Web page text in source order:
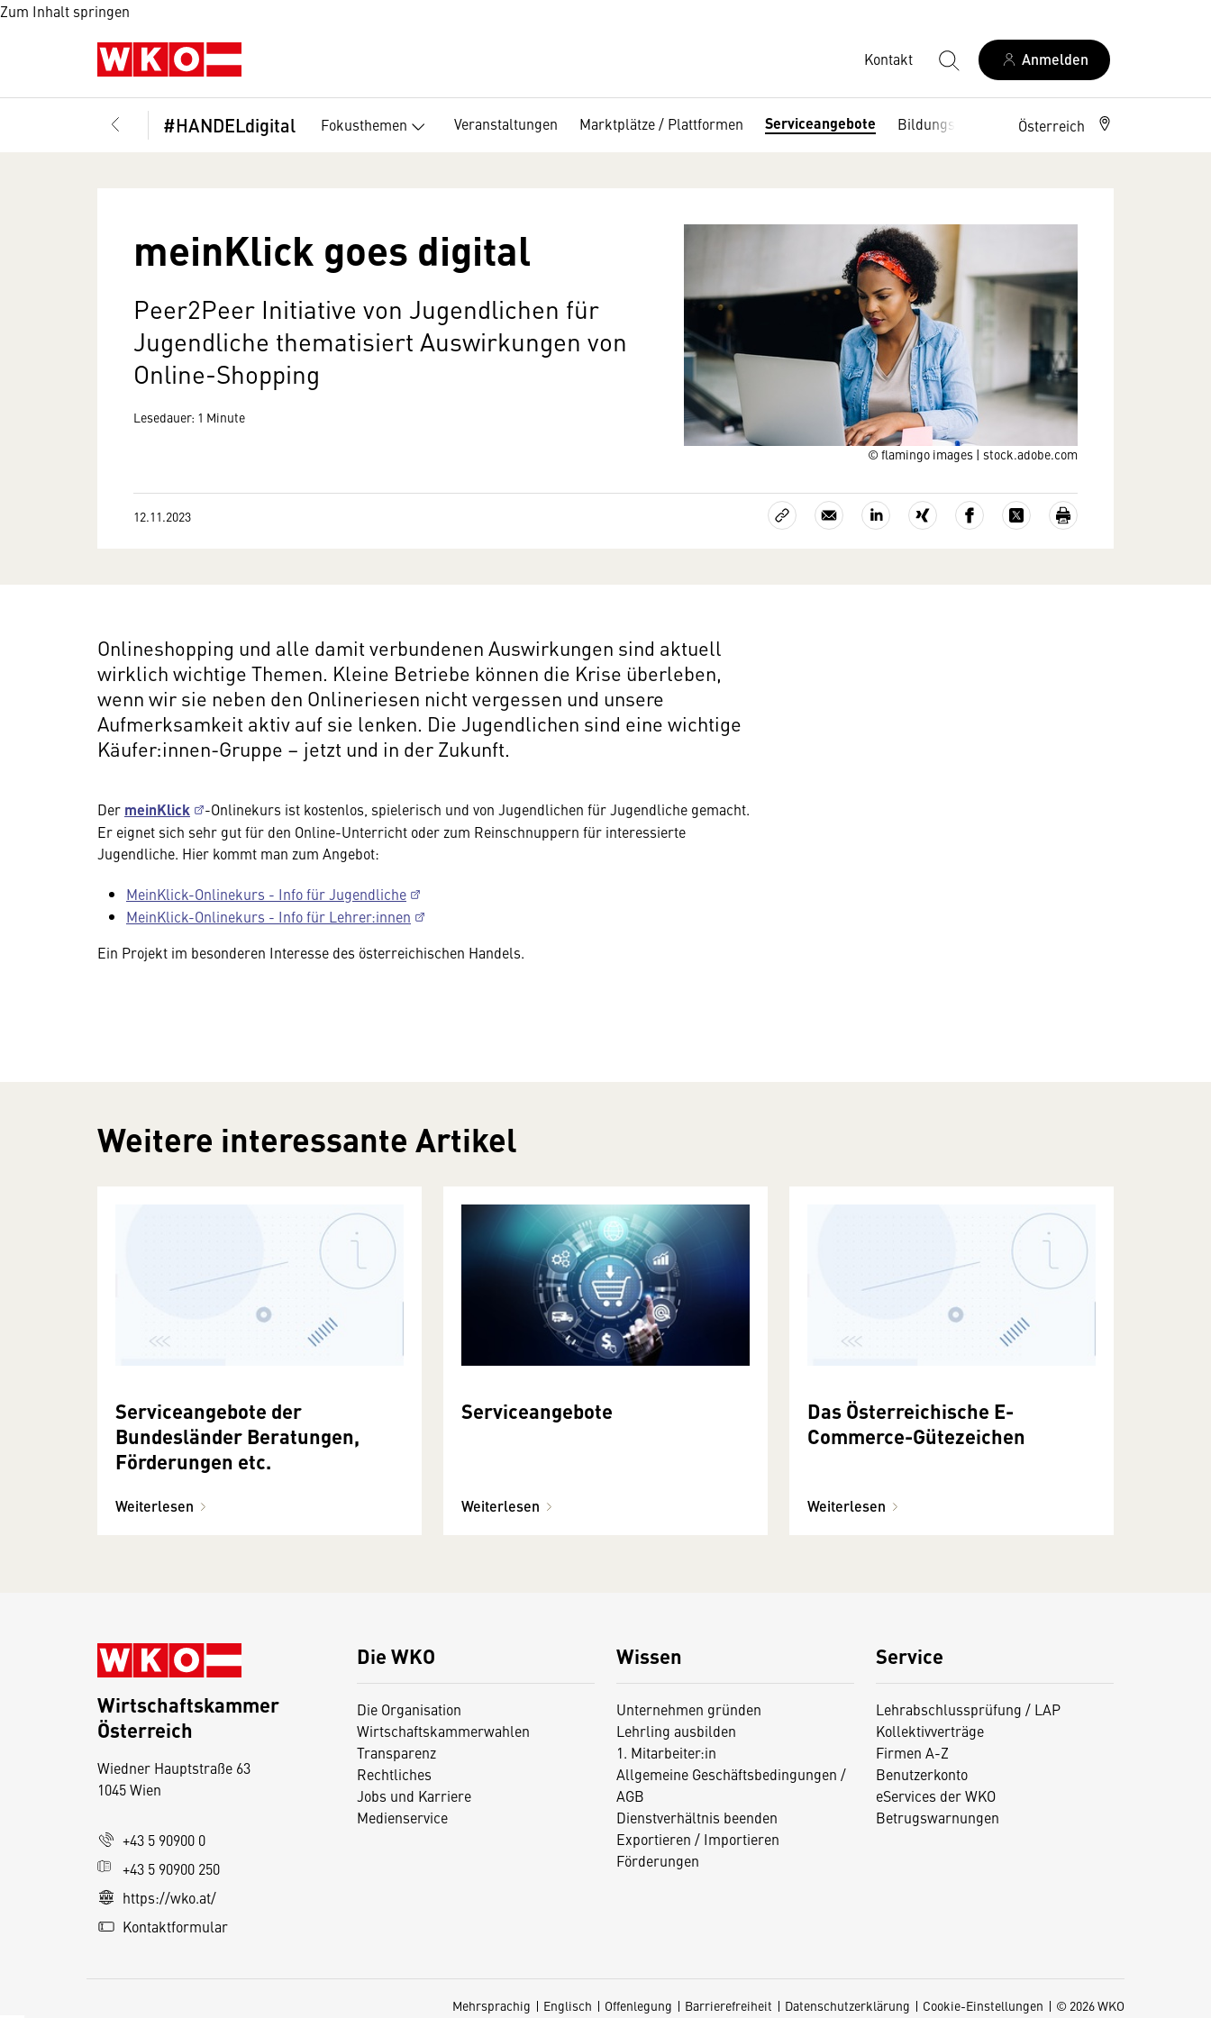
Zum Inhalt springen
Kontakt Anmelden
#HANDELdigital Fokusthemen Veranstaltungen Marktplätze / Plattformen Serviceangebote Bildungsangebote Österreich
© flamingo images | stock.adobe.com
meinKlick goes digital
Peer2Peer Initiative von Jugendlichen für
Jugendliche thematisiert Auswirkungen von
Online-Shopping
Lesedauer: 1 Minute
12.11.2023
Onlineshopping und alle damit verbundenen Auswirkungen sind aktuell
wirklich wichtige Themen. Kleine Betriebe können die Krise überleben,
wenn wir sie neben den Onlineriesen nicht vergessen und unsere
Aufmerksamkeit aktiv auf sie lenken. Die Jugendlichen sind eine wichtige
Käufer:innen-Gruppe – jetzt und in der Zukunft.
Der meinKlick
-Onlinekurs ist kostenlos, spielerisch und von Jugendlichen für Jugendliche gemacht.
Er eignet sich sehr gut für den Online-Unterricht oder zum Reinschnuppern für interessierte
Jugendliche. Hier kommt man zum Angebot:
MeinKlick-Onlinekurs - Info für Jugendliche
MeinKlick-Onlinekurs - Info für Lehrer:innen
Ein Projekt im besonderen Interesse des österreichischen Handels.
Weitere interessante Artikel
Serviceangebote der
Bundesländer Beratungen,
Förderungen etc.
Weiterlesen
Serviceangebote
Weiterlesen
Das Österreichische E-
Commerce-Gütezeichen
Weiterlesen
Die WKO
Die Organisation
Wirtschaftskammerwahlen
Transparenz
Rechtliches
Jobs und Karriere
Medienservice
Wissen
Unternehmen gründen
Lehrling ausbilden
1. Mitarbeiter:in
Allgemeine Geschäftsbedingungen /
AGB
Dienstverhältnis beenden
Exportieren / Importieren
Förderungen
Service
Lehrabschlussprüfung / LAP
Kollektivverträge
Firmen A-Z
Benutzerkonto
eServices der WKO
Betrugswarnungen
Wirtschaftskammer
Österreich
Wiedner Hauptstraße 63
1045 Wien
+43 5 90900 0
+43 5 90900 250
https://wko.at/
Kontaktformular
Mehrsprachig Englisch Offenlegung Barrierefreiheit Datenschutzerklärung Cookie-Einstellungen © 2026 WKO